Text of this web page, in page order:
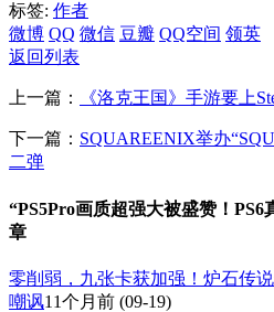
标签: 作者
微博 QQ 微信 豆瓣 QQ空间 领英
返回列表
上一篇： 《洛克王国》手游要上
下一篇： SQUAREENIX举办
二弹
“PS5Pro画质超强大被盛赞！
章
零削弱，九张卡获加强！炉石传
嘲讽11个月前 (09-19)